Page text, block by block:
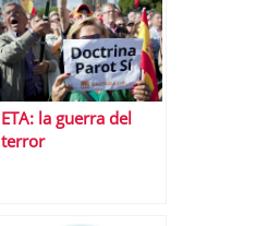
ETA: la guerra del
terror